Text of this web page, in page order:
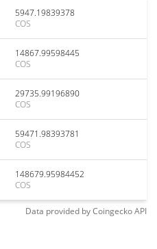
5947.19839378
COS
14867.99598445
COS
29735.99196890
COS
59471.98393781
COS
148679.95984452
COS
Data provided byCoingeckoAPI